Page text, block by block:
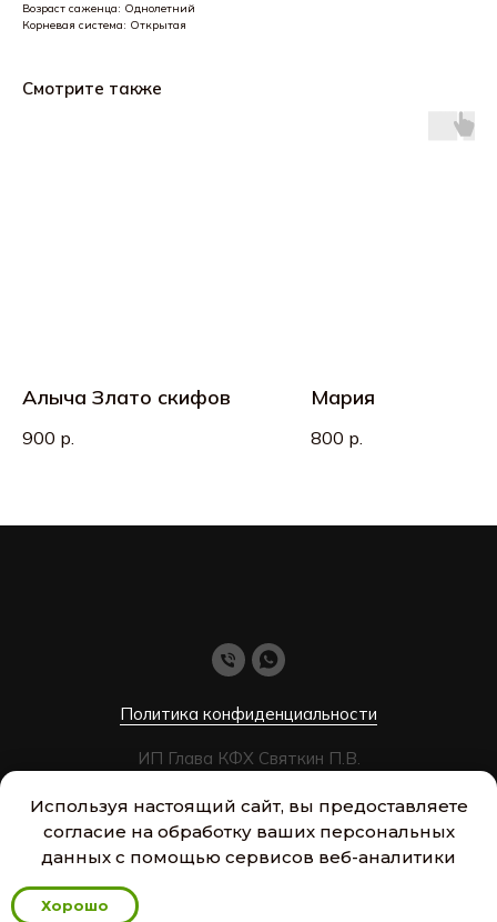
Используя настоящий сайт, вы предоставляете
согласие на обработку ваших персональных
данных с помощью сервисов веб-аналитики
Хорошо
Возраст саженца: Однолетний
Корневая система: Открытая
Смотрите также
Алыча Злато скифов
900 р.
Мария
800 р.
Политика конфиденциальности
ИП Глава КФХ Святкин П.В.
наверх